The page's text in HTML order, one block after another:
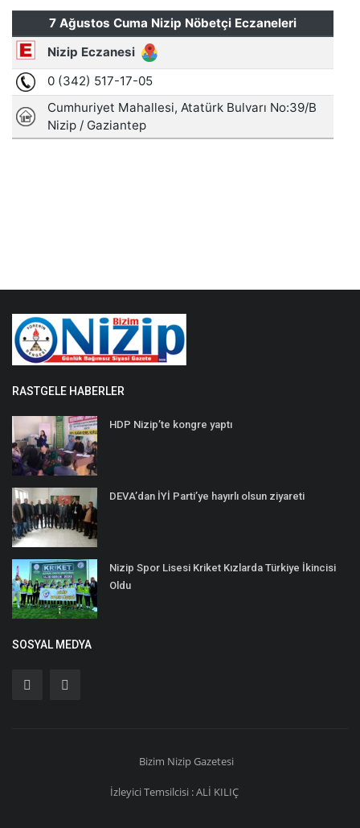
RASTGELE HABERLER
HDP Nizip’te kongre yaptı
DEVA’dan İYİ Parti’ye hayırlı olsun ziyareti
Nizip Spor Lisesi Kriket Kızlarda Türkiye İkincisi
Oldu
SOSYAL MEDYA
Bizim NizipGazetesi
İzleyici Temsilcisi : ALİ KILIÇ